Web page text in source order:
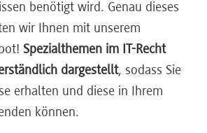
benötigt wird. Genau dieses
wir Ihnen mit unserem
Spezialthemen im IT-Recht
dargestellt, sodass Sie
erhalten und diese in Ihrem
können.